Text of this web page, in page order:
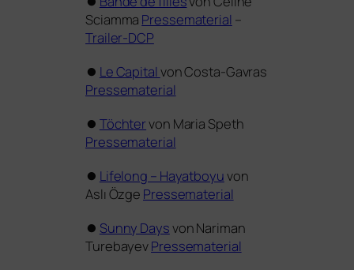
Sciamma Pressematerial –
Trailer-DCP
⏺ Le Capital von Costa-Gavras
Pressematerial
⏺ Töchtervon Maria Speth
Pressematerial
⏺ Lifelong – Hayatboyuvon
Aslı Özge Pressematerial
⏺ Sunny Daysvon Nariman
TurebayevPressematerial